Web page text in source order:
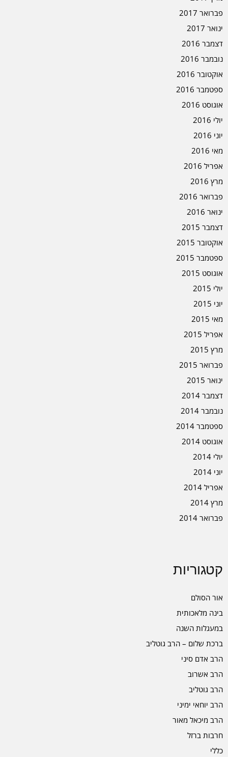
פברואר 2017
ינואר 2017
דצמבר 2016
נובמבר 2016
אוקטובר 2016
ספטמבר 2016
אוגוסט 2016
יולי 2016
יוני 2016
מאי 2016
אפריל 2016
מרץ 2016
פברואר 2016
ינואר 2016
דצמבר 2015
אוקטובר 2015
ספטמבר 2015
אוגוסט 2015
יולי 2015
יוני 2015
מאי 2015
אפריל 2015
מרץ 2015
פברואר 2015
ינואר 2015
דצמבר 2014
נובמבר 2014
ספטמבר 2014
אוגוסט 2014
יולי 2014
יוני 2014
אפריל 2014
מרץ 2014
פברואר 2014
קטגוריות
אור הסולם
בינה מלאכותית
במעגלות השנה
ברכת שלום – הרב גוטליב
הרב אדם סיני
הרב אשרוב
הרב גוטליב
הרב יוחאי ימיני
הרב מיכאל מאור
חרבות ברזל
כללי